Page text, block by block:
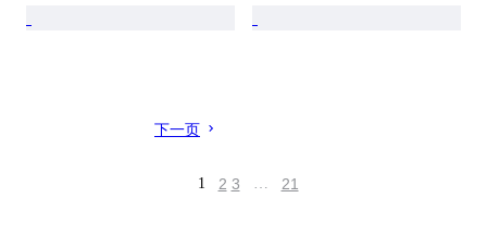
下一页
1 2 3 … 21